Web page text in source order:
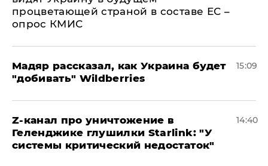
процветающей страной в составе ЕС –
опрос КМИС
Мадяр рассказал, как Украина будет
"добивать" Wildberries
15:09
Z-канал про уничтожение в
Геленджике глушилки Starlink: "У
системы критический недостаток"
14:40